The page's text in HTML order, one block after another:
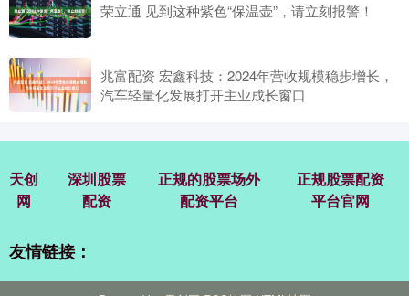
荣立通 见到这种紫色“保温壶”，请立刻报警！
兆富配资 宏鑫科技：2024年营收规模稳步增长，
汽车轻量化发展打开主业成长窗口
天创
网
深圳股票
配资
正规的股票场外
配资平台
正规股票配资
平台官网
友情链接：